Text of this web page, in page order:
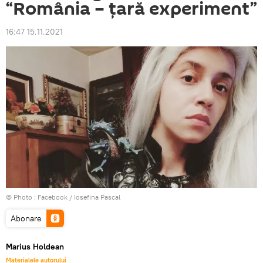
“România – țară experiment”
16:47 15.11.2021
© Photo : Facebook / Iosefina Pascal
Abonare
Marius Holdean
Materialele autorului